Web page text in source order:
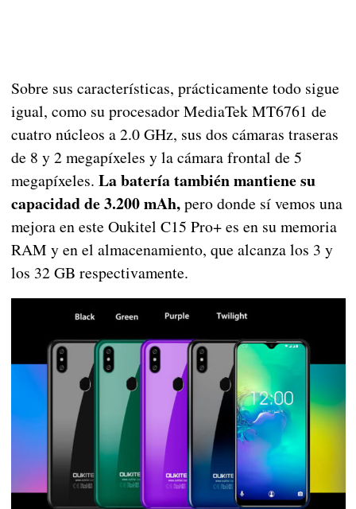
Sobre sus características, prácticamente todo sigue
igual, como su procesador MediaTek MT6761 de
cuatro núcleos a 2.0 GHz, sus dos cámaras traseras
de 8 y 2 megapíxeles y la cámara frontal de 5
megapíxeles. La batería también mantiene su
capacidad de 3.200 mAh,pero donde sí vemos una
mejora en este Oukitel C15 Pro+ es en su memoria
RAM y en el almacenamiento, que alcanza los 3 y
los 32 GB respectivamente.